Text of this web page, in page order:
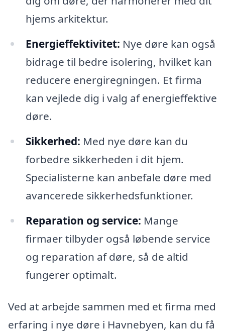
hjems arkitektur.
Energieffektivitet: Nye døre kan også
bidrage til bedre isolering, hvilket kan
reducere energiregningen. Et firma
kan vejlede dig i valg af energieffektive
døre.
Sikkerhed: Med nye døre kan du
forbedre sikkerheden i dit hjem.
Specialisterne kan anbefale døre med
avancerede sikkerhedsfunktioner.
Reparation og service: Mange
firmaer tilbyder også løbende service
og reparation af døre, så de altid
fungerer optimalt.
Ved at arbejde sammen med et firma med
erfaring i nye døre i Havnebyen, kan du få